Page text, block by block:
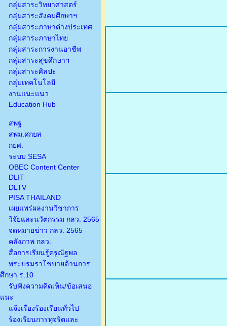
กลุ่มสาระวิทยาศาสตร์
กลุ่มสาระสังคมศึกษาฯ
กลุ่มสาระภาษาต่างประเทศ
กลุ่มสาระภาษาไทย
กลุ่มสาระการงานอาชีพ
กลุ่มสาระสุขศึกษาฯ
กลุ่มสาระศิลปะ
กลุ่มเทคโนโลยี
งานแนะแนว
Education Hub
สพฐ
สพม.ศกยส
กยศ.
ระบบ SESA
OBEC Content Center
DLIT
DLTV
PISA THAILAND
เผยแพร่ผลงานวิชาการ
วิจัยและนวัตกรรม กลว. 2565
จดหมายข่าว กลว. 2565
คลังภาพ กลว.
สื่อการเรียนรู้ครูณัฐพล
พระบรมราโชบายด้านการ
ศึกษา ร.10
รับฟังความคิดเห็น/ข้อเสนอ
แนะ
แจ้งเรื่องร้องเรียนทั่วไป
ร้องเรียนการทุจริตและ